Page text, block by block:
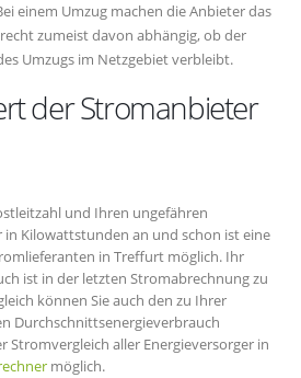
einem Umzug machen die Anbieter das
zumeist davon abhängig, ob der
Umzugs im Netzgebiet verbleibt.
der Stromanbieter
und Ihren ungefähren
in Kilowattstunden an und schon ist eine
in Treffurt möglich. Ihr
ist in der letzten Stromabrechnung zu
können Sie auch den zu Ihrer
Durchschnittsenergieverbrauch
Stromvergleich aller Energieversorger in
möglich.